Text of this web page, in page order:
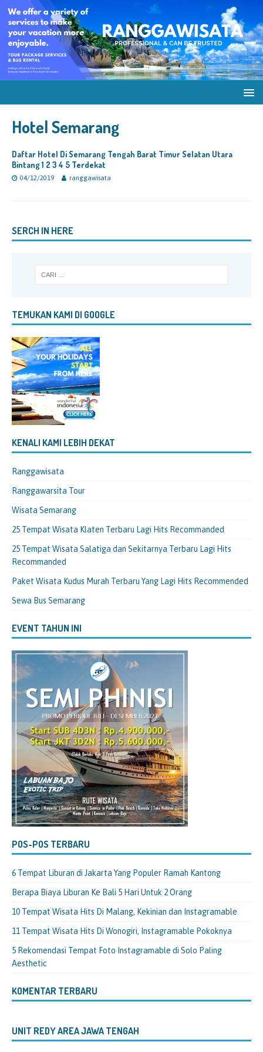
Hotel Semarang
Daftar Hotel Di Semarang Tengah Barat Timur Selatan Utara
Bintang 1 2 3 4 5 Terdekat
04/12/2019 ranggawisata
SERCH IN HERE
TEMUKAN KAMI DI GOOGLE
KENALI KAMI LEBIH DEKAT
Ranggawisata
Ranggawarsita Tour
Wisata Semarang
25 Tempat Wisata Klaten Terbaru Lagi Hits Recommanded
25 Tempat Wisata Salatiga dan Sekitarnya Terbaru Lagi Hits
Recommanded
Paket Wisata Kudus Murah Terbaru Yang Lagi Hits Recommended
Sewa Bus Semarang
EVENT TAHUN INI
POS-POS TERBARU
6 Tempat Liburan di Jakarta Yang Populer Ramah Kantong
Berapa Biaya Liburan Ke Bali 5 Hari Untuk 2 Orang
10 Tempat Wisata Hits Di Malang, Kekinian dan Instagramable
11 Tempat Wisata Hits Di Wonogiri, Instagramable Pokoknya
5 Rekomendasi Tempat Foto Instagramable di Solo Paling
Aesthetic
KOMENTAR TERBARU
UNIT REDY AREA JAWA TENGAH